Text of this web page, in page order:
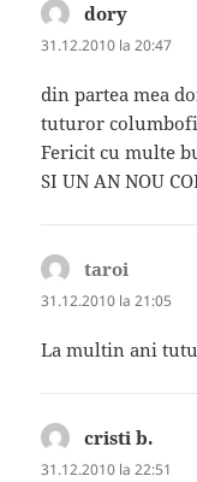
dory
31.12.2010 la 20:47
din partea mea
tuturor
Fericit cu multe
SI UN AN NOU
taroi
31.12.2010 la 21:05
La multin ani
cristi b.
31.12.2010 la 22:51